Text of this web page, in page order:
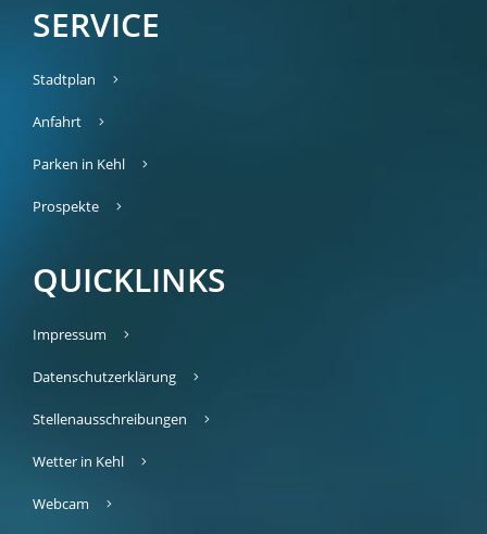
SERVICE
Stadtplan
Anfahrt
Parken in Kehl
Prospekte
QUICKLINKS
Impressum
Datenschutzerklärung
Stellenausschreibungen
Wetter in Kehl
Webcam